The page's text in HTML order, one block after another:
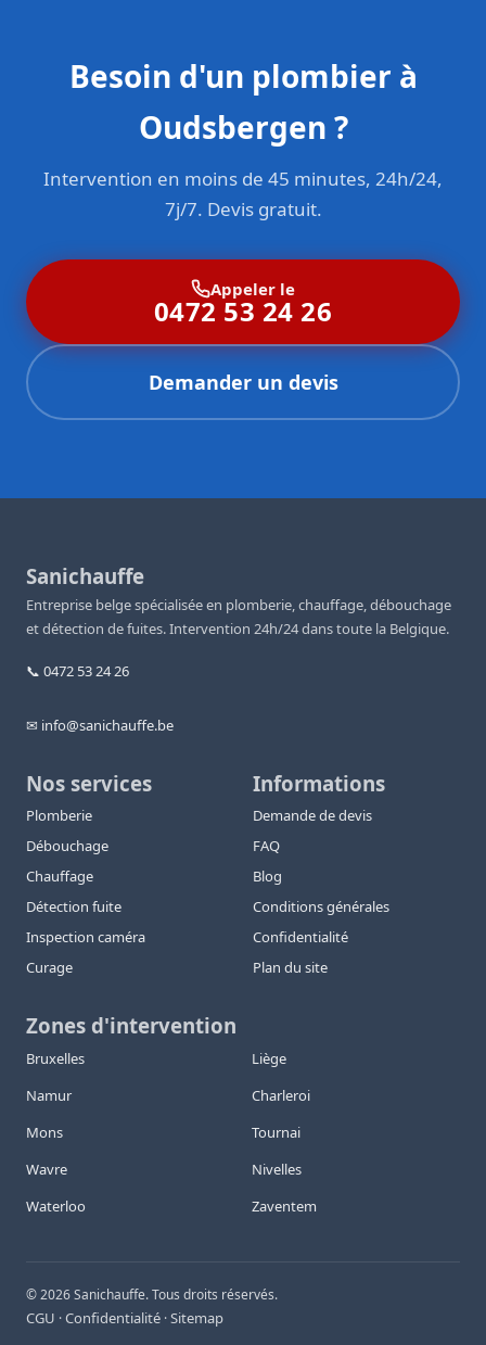
Besoin d'un plombier à
Oudsbergen ?
Intervention en moins de 45 minutes, 24h/24,
7j/7. Devis gratuit.
Appeler le
0472 53 24 26
Demander un devis
Sanichauffe
Entreprise belge spécialisée en plomberie, chauffage, débouchage
et détection de fuites. Intervention 24h/24 dans toute la Belgique.
📞 0472 53 24 26
✉ info@sanichauffe.be
Nos services
Plomberie
Débouchage
Chauffage
Détection fuite
Inspection caméra
Curage
Informations
Demande de devis
FAQ
Blog
Conditions générales
Confidentialité
Plan du site
Zones d'intervention
Bruxelles
Liège
Namur
Charleroi
Mons
Tournai
Wavre
Nivelles
Waterloo
Zaventem
©2026Sanichauffe. Tous droits réservés.
CGU ·Confidentialité ·Sitemap